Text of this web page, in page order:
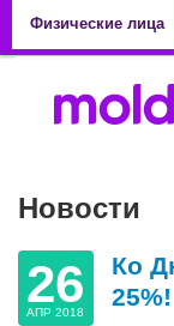
Физические лица
Новости
26
АПР 2018
Ко
25%!